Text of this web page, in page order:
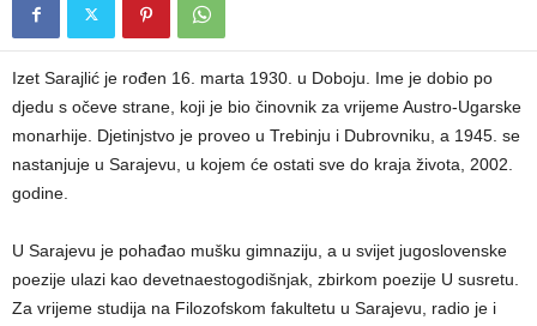
Izet Sarajlić je rođen 16. marta 1930. u Doboju. Ime je dobio po
djedu s očeve strane, koji je bio činovnik za vrijeme Austro-Ugarske
monarhije. Djetinjstvo je proveo u Trebinju i Dubrovniku, a 1945. se
nastanjuje u Sarajevu, u kojem će ostati sve do kraja života, 2002.
godine.
U Sarajevu je pohađao mušku gimnaziju, a u svijet jugoslovenske
poezije ulazi kao devetnaestogodišnjak, zbirkom poezije U susretu.
Za vrijeme studija na Filozofskom fakultetu u Sarajevu, radio je i